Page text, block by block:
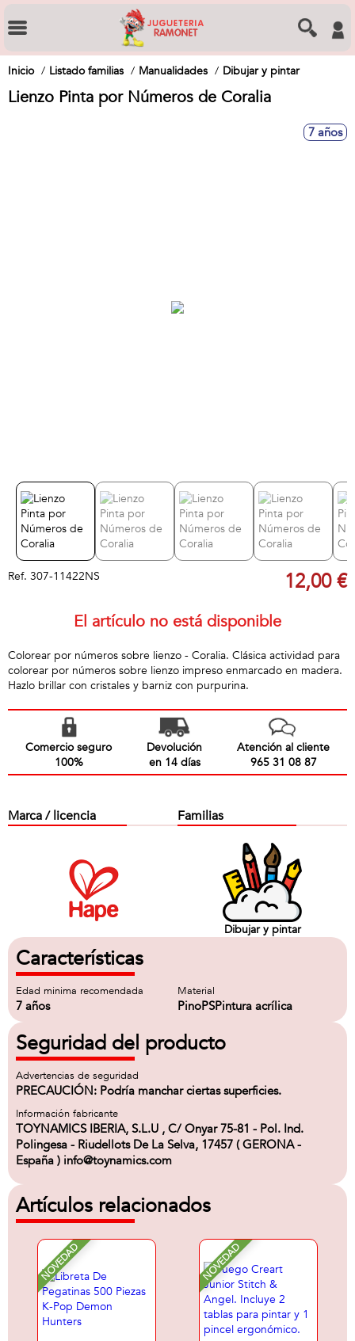
Inicio Listado familias Manualidades Dibujar y pintar
Lienzo Pinta por Números de Coralia
7 años
Ref. 307-11422NS 12,00 €
El artículo no está disponible
Colorear por números sobre lienzo - Coralia. Clásica actividad para
colorear por números sobre lienzo impreso enmarcado en madera.
Hazlo brillar con cristales y barniz con purpurina.
Comercio seguro
100%
Devolución
en 14 días
Atención al cliente
965 31 08 87
Marca / licencia Familias
Dibujar y pintar
Características
Edad minima recomendada
7 años
Material
PinoPSPintura acrílica
Seguridad del producto
Advertencias de seguridad
PRECAUCIÓN: Podría manchar ciertas superficies.
Información fabricante
TOYNAMICS IBERIA, S.L.U , C/ Onyar 75-81 - Pol. Ind.
Polingesa - Riudellots De La Selva, 17457 ( GERONA -
España ) info@toynamics.com
Artículos relacionados
NOVEDAD NOVEDAD